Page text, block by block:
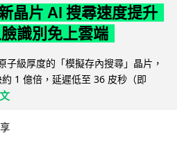
晶片 AI 搜尋速度提升
識別免上雲端
子級厚度的「模擬存內搜尋」晶片，
1 億倍，延遲低至 36 皮秒（即